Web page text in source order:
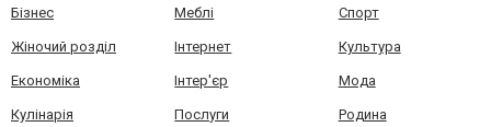
Бізнес Меблі Спорт
Жіночий розділ Інтернет Культура
Економіка Інтер'єр Мода
Кулінарія Послуги Родина